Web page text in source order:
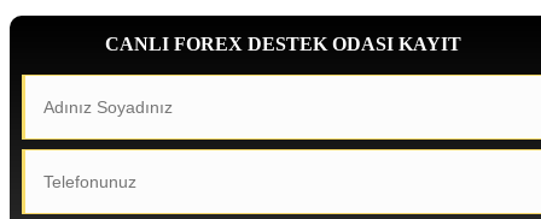
CANLI FOREX DESTEK ODASI KAYIT